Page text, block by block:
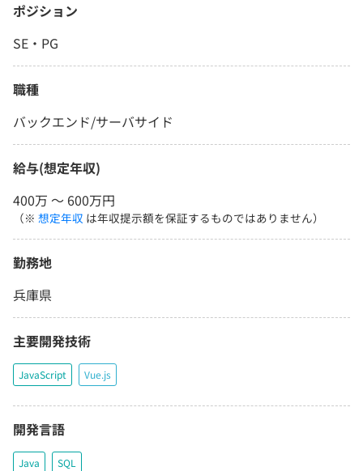
ポジション
SE・PG
職種
バックエンド/サーバサイド
給与(想定年収)
400万 〜 600万円
（※ 想定年収 は年収提示額を保証するものではありません）
勤務地
兵庫県
主要開発技術
JavaScript Vue.js
開発言語
Java SQL